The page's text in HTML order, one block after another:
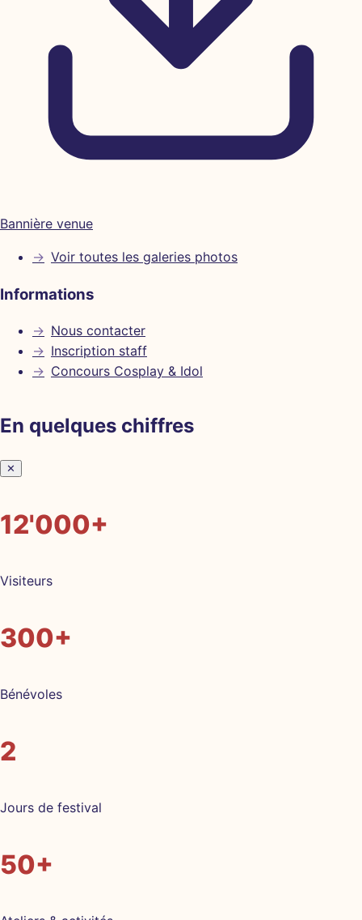
Bannière venue
→ Voir toutes les galeries photos
Informations
→ Nous contacter
→ Inscription staff
→ Concours Cosplay & Idol
En quelques chiffres
✕
12'000+
Visiteurs
300+
Bénévoles
2
Jours de festival
50+